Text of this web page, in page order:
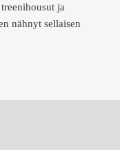
ja
nähnyt sellaisen